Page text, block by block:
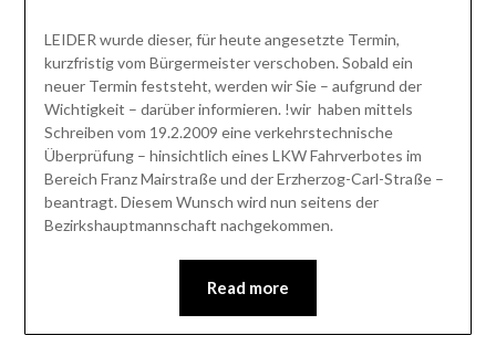
LEIDER wurde dieser, für heute angesetzte Termin,
kurzfristig vom Bürgermeister verschoben. Sobald ein
neuer Termin feststeht, werden wir Sie – aufgrund der
Wichtigkeit – darüber informieren. !wir haben mittels
Schreiben vom 19.2.2009 eine verkehrstechnische
Überprüfung – hinsichtlich eines LKW Fahrverbotes im
Bereich Franz Mairstraße und der Erzherzog-Carl-Straße –
beantragt. Diesem Wunsch wird nun seitens der
Bezirkshauptmannschaft nachgekommen.
Read more